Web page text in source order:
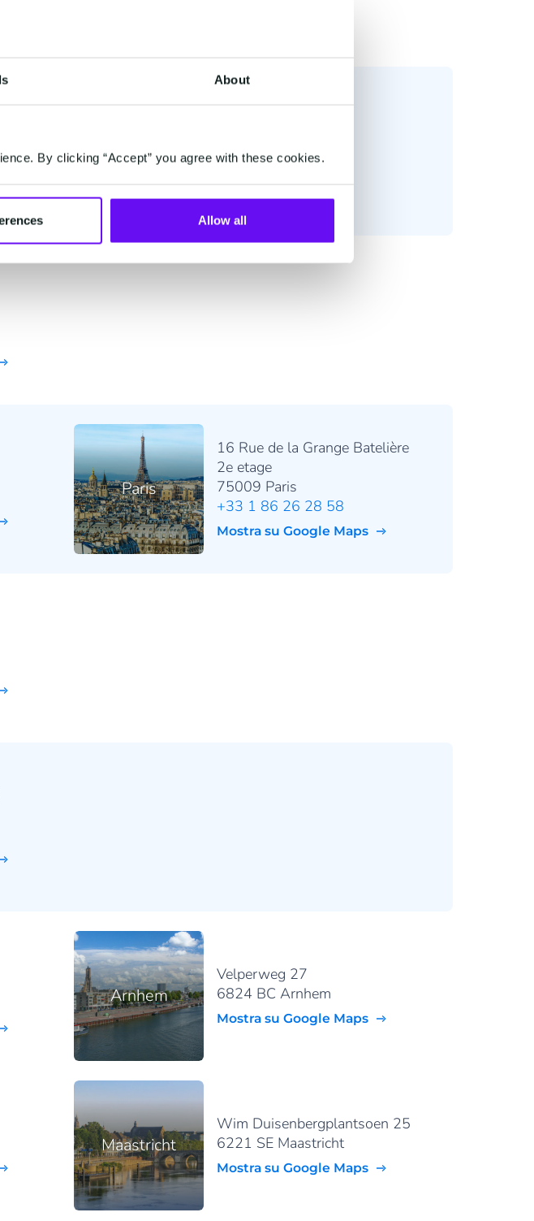
About
By clicking “Accept” you agree with these cookies.
Allow all
Paris
16 Rue de la Grange Batelière
2e etage
75009 Paris
+33 1 86 26 28 58
Mostra su Google Maps
Arnhem
Velperweg 27
6824 BC Arnhem
Mostra su Google Maps
Maastricht
Wim Duisenbergplantsoen 25
6221 SE Maastricht
Mostra su Google Maps